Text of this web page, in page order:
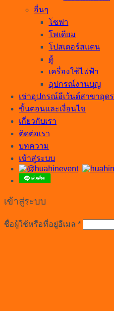
อื่นๆ
โซฟา
โพเดียม
โปสเตอร์สแตน
ตู้
เครื่องใช้ไฟฟ้า
อุปกรณ์งานบุญ
เช่าอุปกรณ์อีเว้นต์สาขาอุดร
ขั้นตอนและเงื่อนไข
เกี่ยวกับเรา
ติดต่อเรา
บทความ
เข้าสู่ระบบ
เข้าสู่ระบบ
ชื่อผู้ใช้หรือที่อยู่อีเมล *ต้องการ